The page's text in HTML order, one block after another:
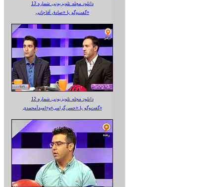
دانلود مجله تلویزیونی شماره 13
گفت‌وگو با «صادق آقاجانی»
دانلود مجله تلویزیونی شماره 12
گفت‌وگو با «حسن‌گرامی»و«امیدآمحمدی»